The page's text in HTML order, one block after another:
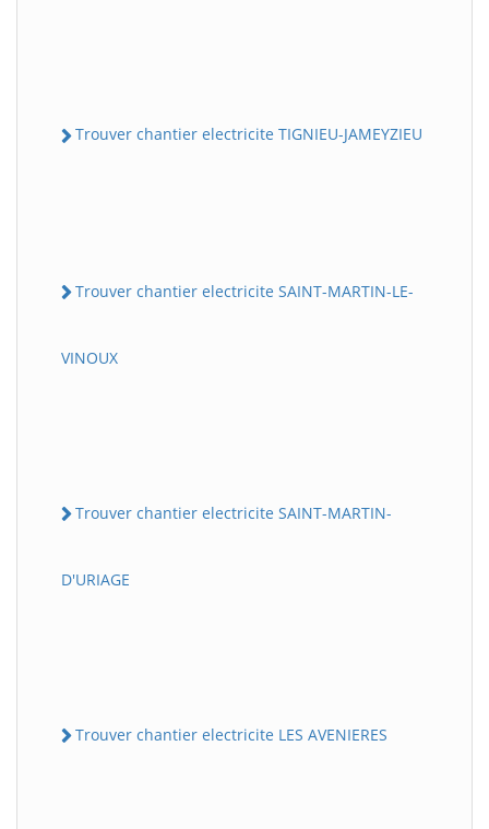
Trouver chantier electricite TIGNIEU-JAMEYZIEU
Trouver chantier electricite SAINT-MARTIN-LE-
VINOUX
Trouver chantier electricite SAINT-MARTIN-
D'URIAGE
Trouver chantier electricite LES AVENIERES